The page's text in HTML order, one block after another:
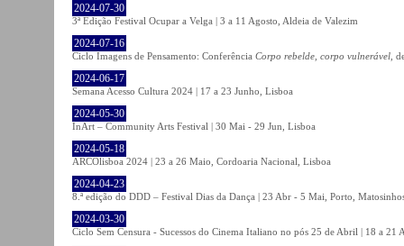
2024-07-30
3ª Edição Festival Ocupar a Velga | 3 a 11 Agosto, Aldeia de Valezim
2024-07-16
Ciclo Imagens de Pensamento: Conferência Corpo rebelde, corpo vulnerável ,
2024-06-17
Semana Acesso Cultura 2024 | 17 a 23 Junho, Lisboa
2024-05-30
InArt – Community Arts Festival | 30 Mai - 29 Jun, Lisboa
2024-05-18
ARCOlisboa 2024 | 23 a 26 Maio, Cordoaria Nacional, Lisboa
2024-04-23
8.ª edição do DDD – Festival Dias da Dança | 23 Abr - 5 Mai, Porto,
2024-03-30
Ciclo Sem Censura - Sucessos do Cinema Italiano no pós 25 de Abril | 18 a